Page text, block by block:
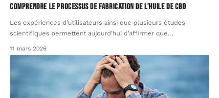
Comprendre le processus de fabrication de l’huile de CBD
Les expériences d’utilisateurs ainsi que plusieurs études
scientifiques permettent aujourd’hui d’affirmer que…
11 mars 2026